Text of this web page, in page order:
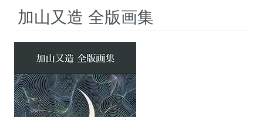
加山又造 全版画集